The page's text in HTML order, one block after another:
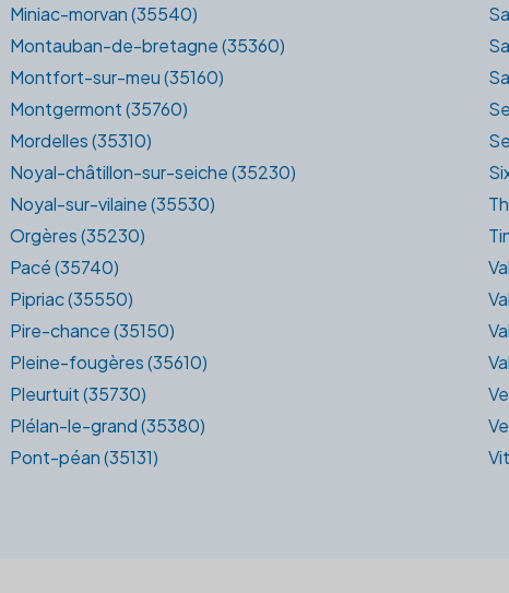
Miniac-morvan (35540)
Montauban-de-bretagne (35360)
Montfort-sur-meu (35160)
Montgermont (35760)
Mordelles (35310)
Noyal-châtillon-sur-seiche (35230)
Noyal-sur-vilaine (35530)
Orgères (35230)
Pacé (35740)
Pipriac (35550)
Pire-chance (35150)
Pleine-fougères (35610)
Pleurtuit (35730)
Plélan-le-grand (35380)
Pont-péan (35131)